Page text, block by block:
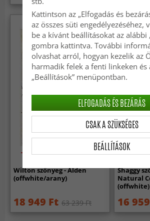
-70%
Wilton szőnyeg - Alden
(offwhite/arany)
18 949 Ft 63 239 Ft
-40%
Shaggy
Natural
(offwhite)
16
Kattintson az „Elfogadás és
az összes süti engedélyezéséhez,
be a kívánt beállításokat az alábbi
gombra kattintva. További
olvashat arról, hogyan kezelik az
harmadik felek a fenti linkeken és
„Beállítások” menüpontban.
BEÁLLÍTÁSOK
CSAK A SZÜKSÉGES
ELFOGADÁS ÉS BEZÁRÁS